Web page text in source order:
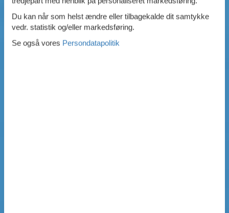
Du kan når som helst ændre eller tilbagekalde dit samtykke
vedr. statistik og/eller markedsføring.
Se også vores Persondatapolitik